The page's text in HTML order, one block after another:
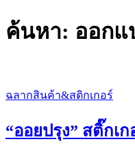
ค้นหา: ออกแ
ฉลากสินค้า&สติกเกอร์
“ออยปรุง” สติ๊กเ